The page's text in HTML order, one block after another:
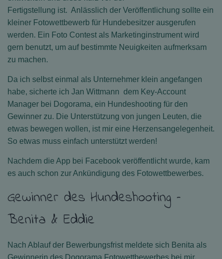
Fertigstellung ist. Anlässlich der Veröffentlichung sollte ein
kleiner Fotowettbewerb für Hundebesitzer ausgerufen
werden. Ein Foto Contest als Marketinginstrument wird
gern benutzt, um auf bestimmte Neuigkeiten aufmerksam
zu machen.
Da ich selbst einmal als Unternehmer klein angefangen
habe, sicherte ich Jan Wittmann dem Key-Account
Manager bei Dogorama, ein Hundeshooting für den
Gewinner zu. Die Unterstützung von jungen Leuten, die
etwas bewegen wollen, ist mir eine Herzensangelegenheit.
So etwas muss einfach unterstützt werden!
Nachdem die App bei Facebook veröffentlicht wurde, kam
es auch schon zur Ankündigung des Fotowettbewerbes.
Gewinner des Hundeshooting –
Benita & Eddie
Nach Ablauf der Bewerbungsfrist meldete sich Benita als
Gewinnerin des Dogorama Fotowettbewerbes bei mir.